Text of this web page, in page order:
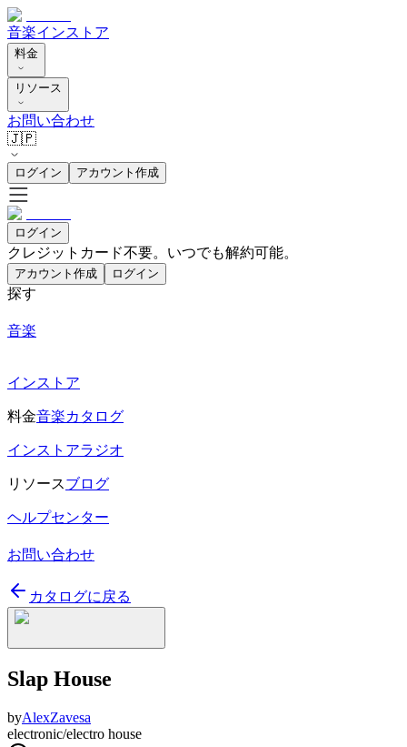
音楽インストア
料金
リソース
お問い合わせ
🇯🇵
ログイン アカウント作成
ログイン
クレジットカード不要。いつでも解約可能。
アカウント作成 ログイン
探す
音楽
インストア
料金音楽カタログ
インストアラジオ
リソースブログ
ヘルプセンター
お問い合わせ
カタログに戻る
Slap House
byAlexZavesa
electronic/electro house